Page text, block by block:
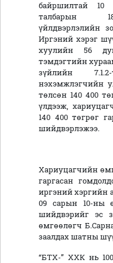
байршилтай 10
талбарын
үйлдвэрлэлийн
Иргэний хэрэг
хуулийн 56
тэмдэгтийн
зүйлийн
нэхэмжлэгчийн
төлсөн 140 400
үлдээж,
140 400 төгрөг
шийдвэрлэжээ.
Хариуцагчийн
гаргасан
иргэний хэргийн
09 сарын 10-ны
шийдвэрийг эс
өмгөөлөгч
заалдах шатны
“БТХ-” ХХК нь